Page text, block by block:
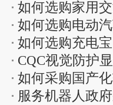
空调系统能...
如何选购家用
如何选购电动
如何选购充电宝
CQC视觉防护
如何采购国产
服务机器人政